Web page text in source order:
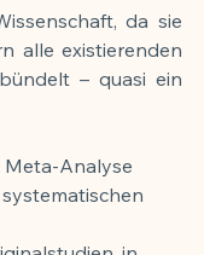
da sie
alle existierenden
– quasi ein
Meta-Analyse